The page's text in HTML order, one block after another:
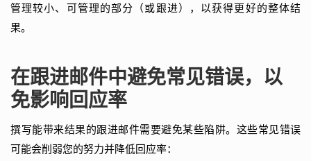
管理较小、可管理的部分（或跟进），以获得更好的整体结
果。
在跟进邮件中避免常见错误，以
免影响回应率
撰写能带来结果的跟进邮件需要避免某些陷阱。这些常见错误
可能会削弱您的努力并降低回应率：